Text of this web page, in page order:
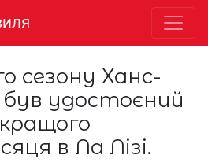
сезону Ханс-
удостоєний
в Ла Лізі.